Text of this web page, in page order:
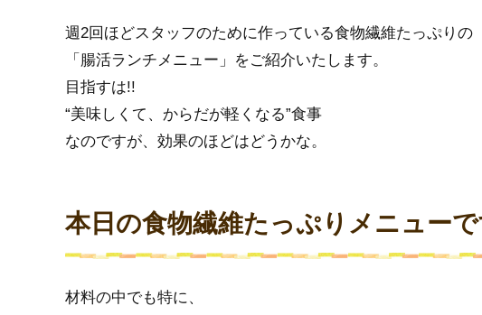
週2回ほどスタッフのために作っている食物繊維たっぷりの
「腸活ランチメニュー」をご紹介いたします。
目指すは!!
“美味しくて、からだが軽くなる”食事
なのですが、効果のほどはどうかな。
本日の食物繊維たっぷりメニューで
材料の中でも特に、